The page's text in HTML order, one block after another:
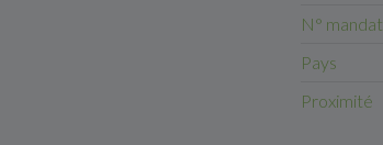
N° mandat
Pays
Proximité